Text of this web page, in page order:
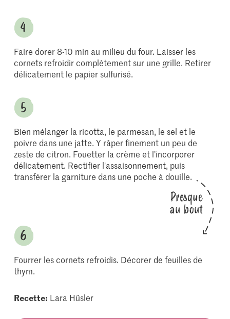
Faire dorer 8-10 min au milieu du four. Laisser les
cornets refroidir complètement sur une grille. Retirer
délicatement le papier sulfurisé.
Bien mélanger la ricotta, le parmesan, le sel et le
poivre dans une jatte. Y râper finement un peu de
zeste de citron. Fouetter la crème et l’incorporer
délicatement. Rectifier l'assaisonnement, puis
transférer la garniture dans une poche à douille.
Presque
au bout
Fourrer les cornets refroidis. Décorer de feuilles de
thym.
Recette: Lara Hüsler